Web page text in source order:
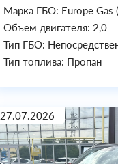
Марка ГБО: Europe Gas
Объем двигателя: 2,0
Тип ГБО:
Тип топлива: Пропан
27.07.2026